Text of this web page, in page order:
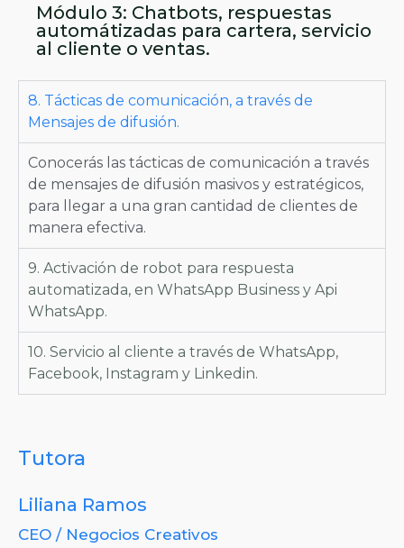
Módulo 3: Chatbots, respuestas
automátizadas para cartera, servicio
al cliente o ventas.
8. Tácticas de comunicación, a través de
Mensajes de difusión.
Conocerás las tácticas de comunicación a través
de mensajes de difusión masivos y estratégicos,
para llegar a una gran cantidad de clientes de
manera efectiva.
9. Activación de robot para respuesta
automatizada, en WhatsApp Business y Api
WhatsApp.
10. Servicio al cliente a través de WhatsApp,
Facebook, Instagram y Linkedin.
Tutora
Liliana Ramos
CEO / Negocios Creativos